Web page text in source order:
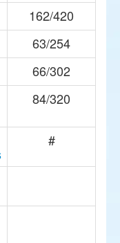
162/420
63/254
66/302
84/320
#